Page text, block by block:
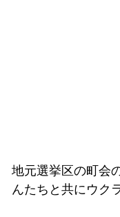
地元選挙区の町会
んたちと共にウク